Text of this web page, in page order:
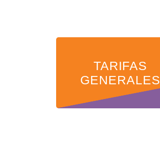
TARIFAS
GENERALES